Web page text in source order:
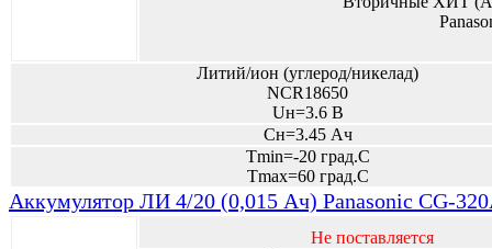
Литий/ион (углерод/никелад)
NCR18650
Uн=3.6 В
Сн=3.45 Ач
Tmin=-20 град.С
Tmax=60 град.С
Аккумулятор ЛИ 4/20 (0,015 Ач) Panasonic CG-
Не поставляется